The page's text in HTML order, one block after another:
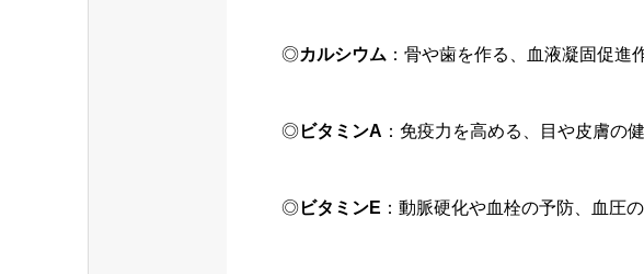
◎カルシウム ：骨や歯を作る、血液凝固促進
◎ビタミンA ：免疫力を高める、目や皮膚の
◎ビタミンE ：動脈硬化や血栓の予防、血